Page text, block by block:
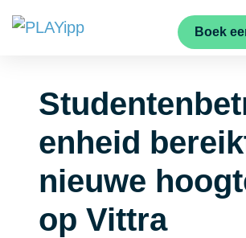
Boek
enheid
nieuwe
op Vittra